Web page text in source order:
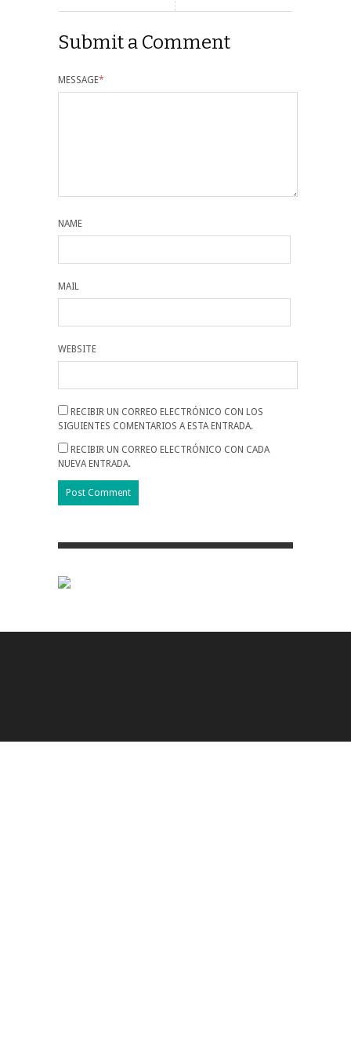
Submit a Comment
MESSAGE*
NAME
MAIL
WEBSITE
RECIBIR UN CORREO ELECTRÓNICO CON LOS
SIGUIENTES COMENTARIOS A ESTA ENTRADA.
RECIBIR UN CORREO ELECTRÓNICO CON CADA
NUEVA ENTRADA.